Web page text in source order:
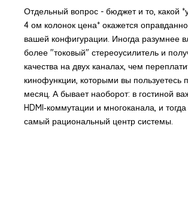
Отдельный вопрос - бюджет и то, какой
4 ом колонок цена* окажется
вашей конфигурации. Иногда разумнее
более "токовый" стереоусилитель и
качества на двух каналах, чем
кинофункции, которыми вы пользуетесь
месяц. А бывает наоборот: в гостиной
HDMI‑коммутации и многоканала, и
самый рациональный центр системы.